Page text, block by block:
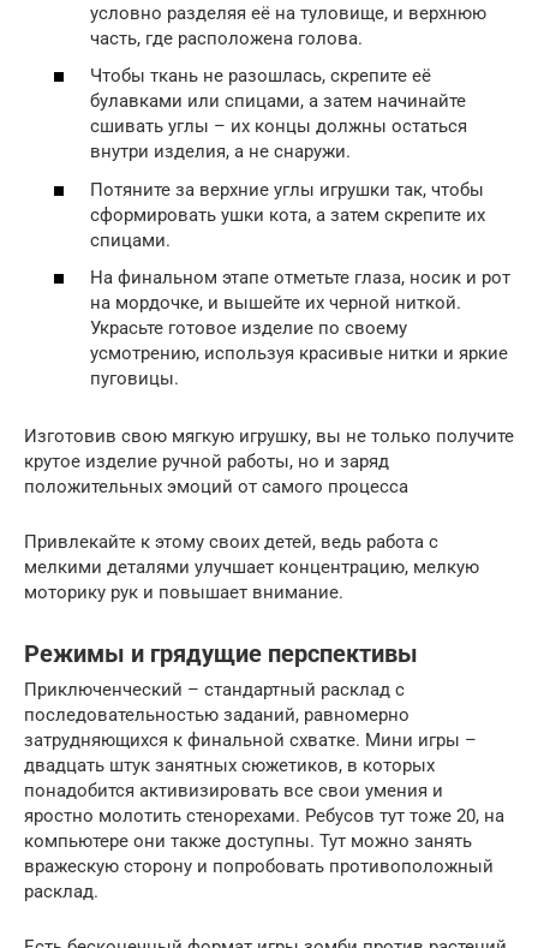
условно разделяя её на туловище, и верхнюю
часть, где расположена голова.
Чтобы ткань не разошлась, скрепите её
булавками или спицами, а затем начинайте
сшивать углы – их концы должны остаться
внутри изделия, а не снаружи.
Потяните за верхние углы игрушки так, чтобы
сформировать ушки кота, а затем скрепите их
спицами.
На финальном этапе отметьте глаза, носик и рот
на мордочке, и вышейте их черной ниткой.
Украсьте готовое изделие по своему
усмотрению, используя красивые нитки и яркие
пуговицы.
Изготовив свою мягкую игрушку, вы не только получите
крутое изделие ручной работы, но и заряд
положительных эмоций от самого процесса
Привлекайте к этому своих детей, ведь работа с
мелкими деталями улучшает концентрацию, мелкую
моторику рук и повышает внимание.
Режимы и грядущие перспективы
Приключенческий – стандартный расклад с
последовательностью заданий, равномерно
затрудняющихся к финальной схватке. Мини игры –
двадцать штук занятных сюжетиков, в которых
понадобится активизировать все свои умения и
яростно молотить стенорехами. Ребусов тут тоже 20, на
компьютере они также доступны. Тут можно занять
вражескую сторону и попробовать противоположный
расклад.